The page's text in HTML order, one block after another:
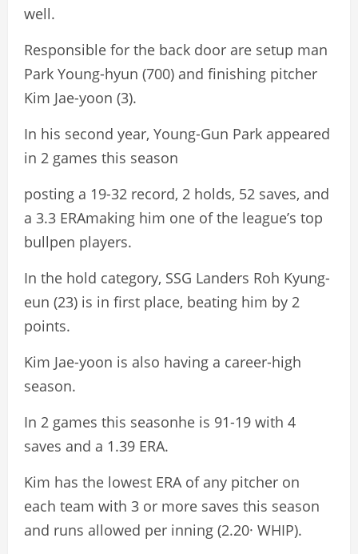
well.
Responsible for the back door are setup man
Park Young-hyun (700) and finishing pitcher
Kim Jae-yoon (3).
In his second year, Young-Gun Park appeared
in 2 games this season
posting a 19-32 record, 2 holds, 52 saves, and
a 3.3 ERAmaking him one of the league’s top
bullpen players.
In the hold category, SSG Landers Roh Kyung-
eun (23) is in first place, beating him by 2
points.
Kim Jae-yoon is also having a career-high
season.
In 2 games this seasonhe is 91-19 with 4
saves and a 1.39 ERA.
Kim has the lowest ERA of any pitcher on
each team with 3 or more saves this season
and runs allowed per inning (2.20· WHIP).